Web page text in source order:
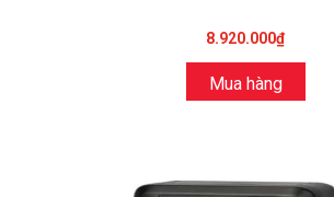
8.920.000₫
Mua hàng